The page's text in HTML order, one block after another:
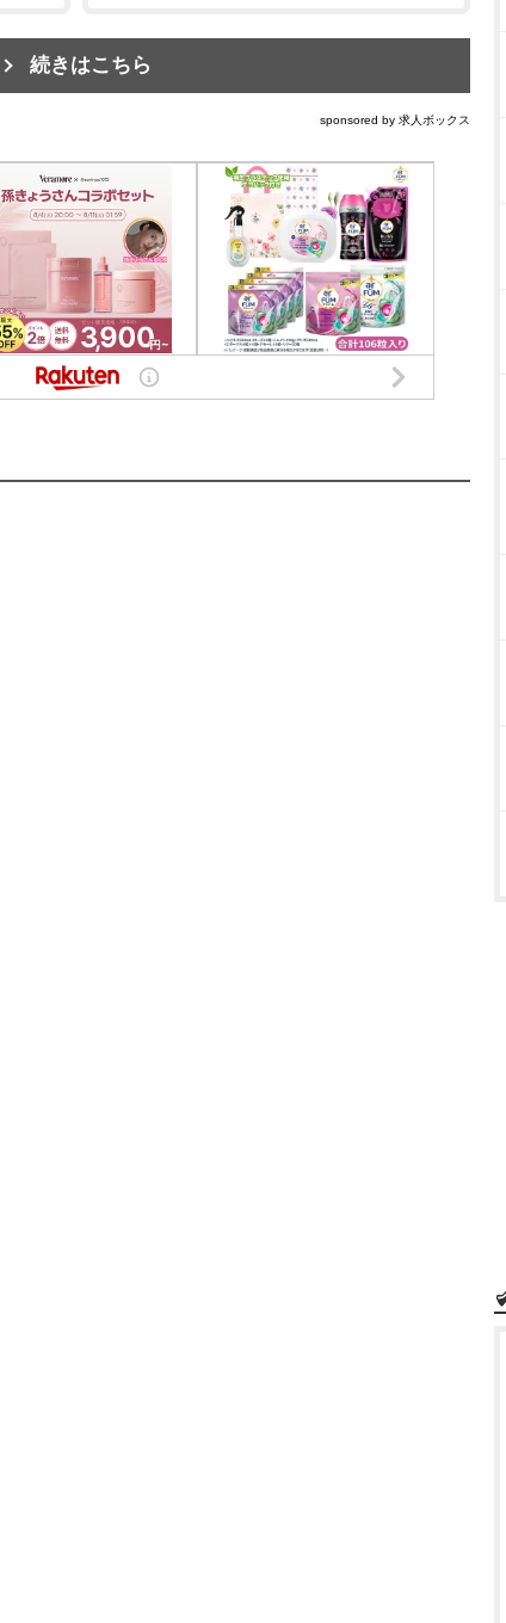
続きはこちら
sponsored by 求人ボックス